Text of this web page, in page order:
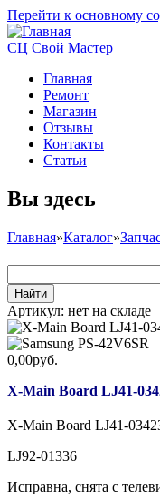
Перейти к основному
СЦ Свой Мастер
Главная
Ремонт
Магазин
Отзывы
Контакты
Статьи
Вы здесь
Главная»Каталог»
Артикул: нет на складе
0,00руб.
X-Main Board LJ41-
X-Main Board LJ41-
LJ92-01336
Исправна, снята с